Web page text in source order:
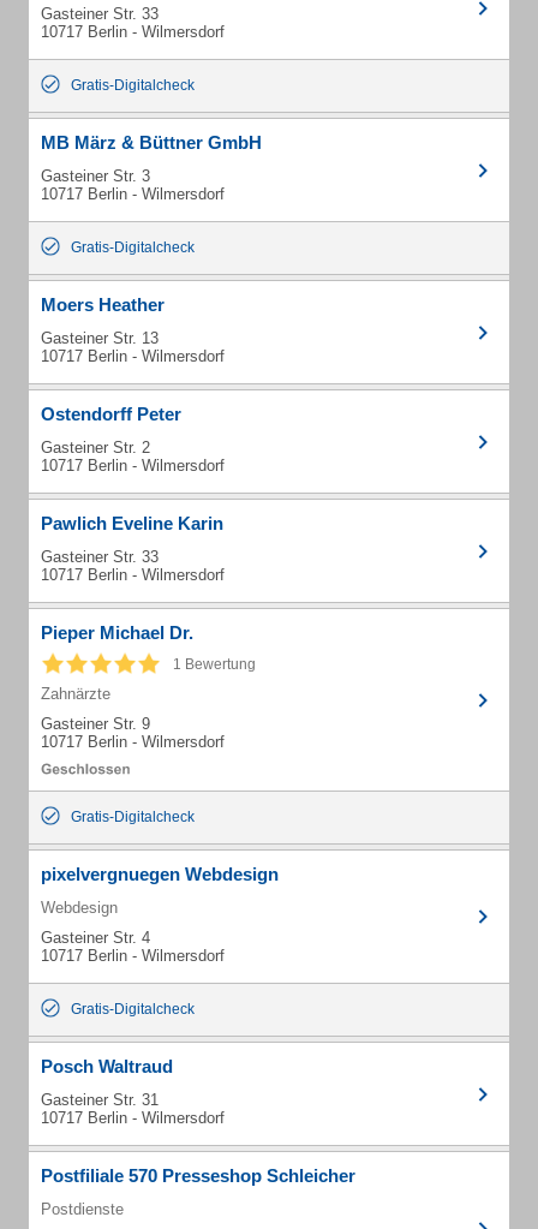
Gasteiner Str. 33
10717 Berlin - Wilmersdorf
Gratis-Digitalcheck
MB März & Büttner GmbH
Gasteiner Str. 3
10717 Berlin - Wilmersdorf
Gratis-Digitalcheck
Moers Heather
Gasteiner Str. 13
10717 Berlin - Wilmersdorf
Ostendorff Peter
Gasteiner Str. 2
10717 Berlin - Wilmersdorf
Pawlich Eveline Karin
Gasteiner Str. 33
10717 Berlin - Wilmersdorf
Pieper Michael Dr.
1 Bewertung
Zahnärzte
Gasteiner Str. 9
10717 Berlin - Wilmersdorf
Gratis-Digitalcheck
pixelvergnuegen Webdesign
Webdesign
Gasteiner Str. 4
10717 Berlin - Wilmersdorf
Gratis-Digitalcheck
Posch Waltraud
Gasteiner Str. 31
10717 Berlin - Wilmersdorf
Postfiliale 570 Presseshop Schleicher
Postdienste